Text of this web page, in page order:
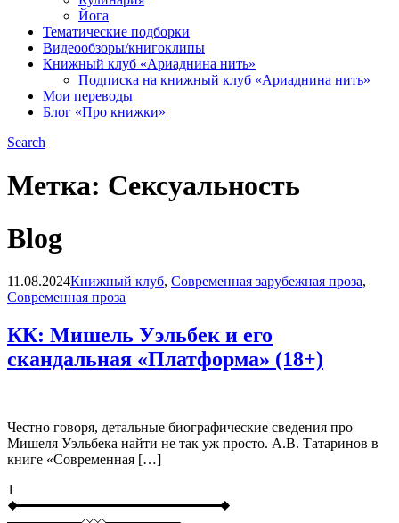
Йога
Тематические подборки
Видеообзоры/книгоклипы
Книжный клуб «Ариаднина нить»
Подписка на книжный клуб «Ариаднина нить»
Мои переводы
Блог «Про книжки»
Search
Метка: Сексуальность
Blog
11.08.2024Книжный клуб, Современная зарубежная проза,
Современная проза
КК: Мишель Уэльбек и его
скандальная «Платформа» (18+)
Честно говоря, детальные биографические сведения про
Мишеля Уэльбека найти не так уж просто. А.В. Татаринов в
книге «Современная […]
1